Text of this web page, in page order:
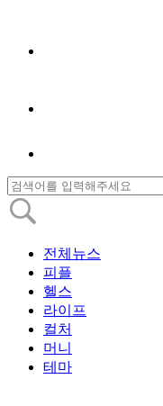
전체뉴스
피플
헬스
라이프
컬처
머니
테마